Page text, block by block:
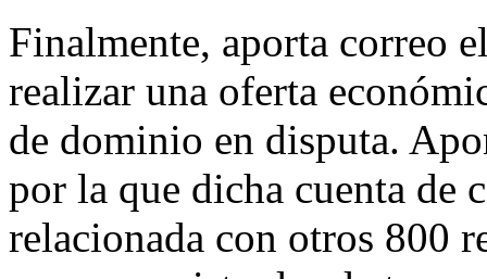
Finalmente, aporta correo
realizar una oferta
de dominio en disputa.
por la que dicha cuenta de
relacionada con otros 800